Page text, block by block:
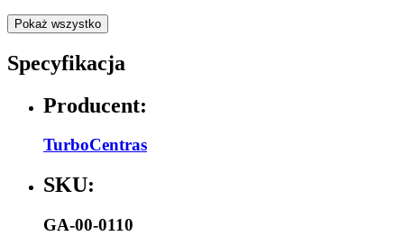
Pokaż wszystko
Specyfikacja
Producent:
TurboCentras
SKU:
GA-00-0110